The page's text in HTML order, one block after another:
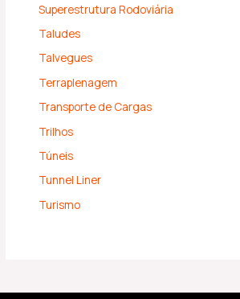
Superestrutura Rodoviária
Taludes
Talvegues
Terraplenagem
Transporte de Cargas
Trilhos
Túneis
Tunnel Liner
Turismo